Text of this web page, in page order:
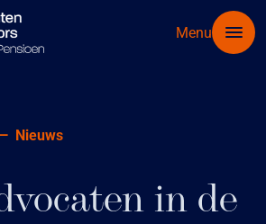
Menu
Nieuws
in de